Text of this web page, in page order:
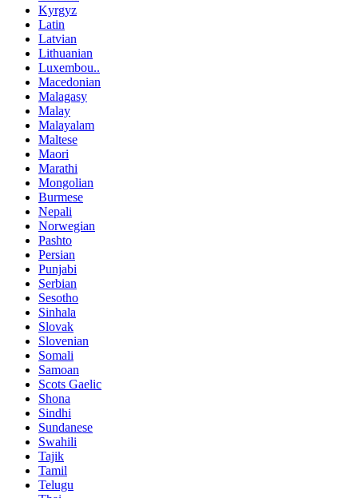
Kyrgyz
Latin
Latvian
Lithuanian
Luxembou..
Macedonian
Malagasy
Malay
Malayalam
Maltese
Maori
Marathi
Mongolian
Burmese
Nepali
Norwegian
Pashto
Persian
Punjabi
Serbian
Sesotho
Sinhala
Slovak
Slovenian
Somali
Samoan
Scots Gaelic
Shona
Sindhi
Sundanese
Swahili
Tajik
Tamil
Telugu